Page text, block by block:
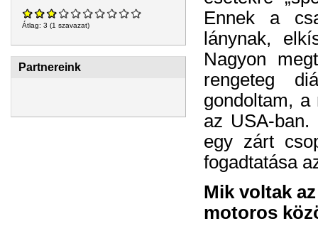
Átlag: 3 (1 szavazat)
Partnereink
Ennek a
lánynak,
Nagyon
rengeteg
gondoltam,
az USA-ban.
egy zárt
fogadtatása
Mik voltak
motoros